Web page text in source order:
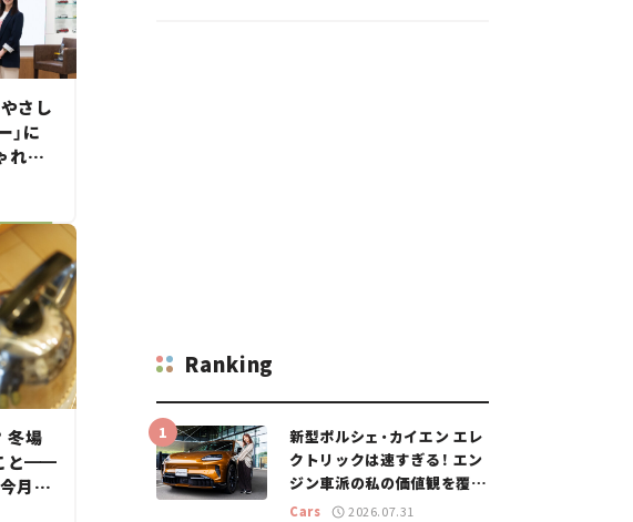
さし
」に
れな
冬場
と━━
月の
Ranking
新型ポルシェ・カイエン エレ
クトリックは速すぎる！ エン
ジン車派の私の価値観を覆し
た、新しいポルシェの走り。
Cars 2026.07.31